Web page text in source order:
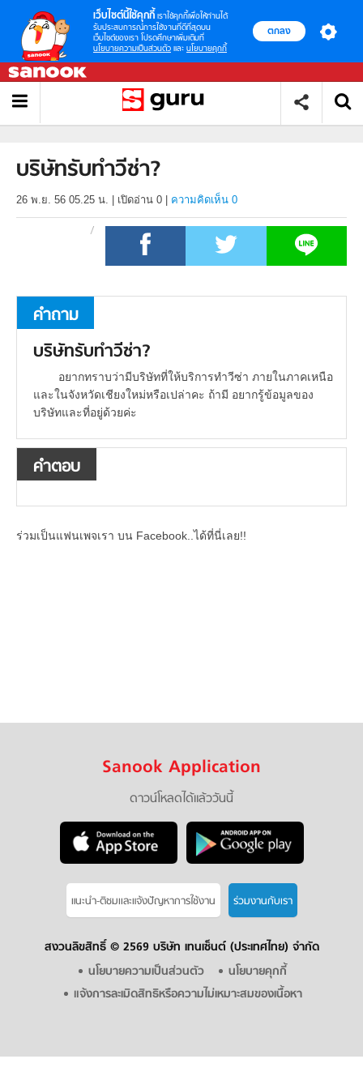
เว็บไซต์นี้ใช้คุกกี้ เราใช้คุกกี้เพื่อให้ท่านได้
รับประสบการณ์การใช้งานที่ดีที่สุดบน
เว็บไซต์ของเรา โปรดศึกษาเพิ่มเติมที่
นโยบายความเป็นส่วนตัว และ นโยบายคุกกี้
ตกลง
บริษัทรับทำวีซ่า?
26 พ.ย. 56 05.25 น. เปิดอ่าน 0 ความคิดเห็น 0
คำถาม
บริษัทรับทำวีซ่า?
อยากทราบว่ามีบริษัทที่ให้บริการทำวีซ่า ภายในภาคเหนือ
และในจังหวัดเชียงใหม่หรือเปล่าคะ ถ้ามี อยากรู้ข้อมูลของ
บริษัทและที่อยู่ด้วยค่ะ
คำตอบ
ร่วมเป็นแฟนเพจเรา บน Facebook..ได้ที่นี่เลย!!
Sanook Application
ดาวน์โหลดได้แล้ววันนี้
แนะนำ-ติชมเเละแจ้งปัญหาการใช้งาน ร่วมงานกับเรา
สงวนลิขสิทธิ์ © 2569 บริษัท เทนเซ็นต์ (ประเทศไทย) จำกัด
นโยบายความเป็นส่วนตัว
นโยบายคุกกี้
แจ้งการละเมิดสิทธิหรือความไม่เหมาะสมของเนื้อหา